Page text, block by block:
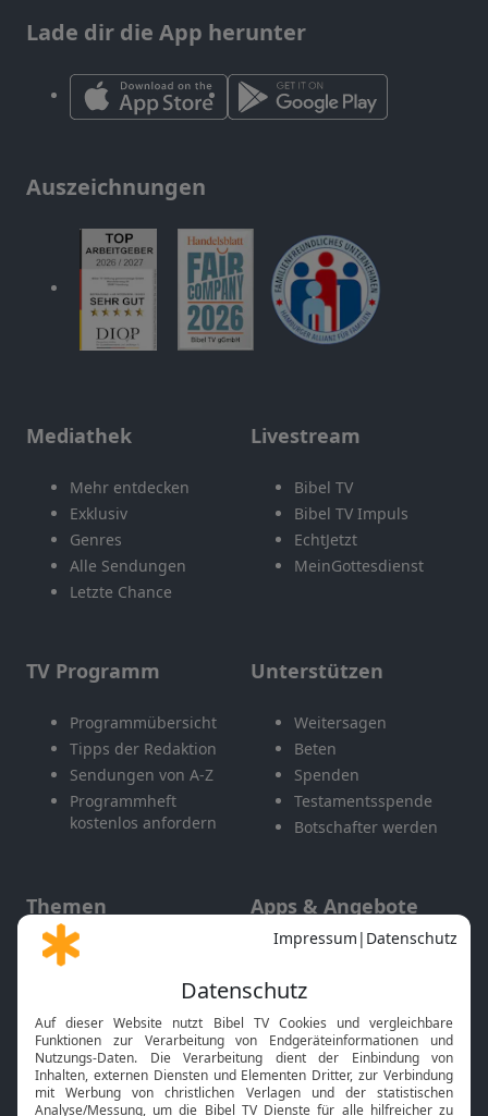
Lade dir die App herunter
Auszeichnungen
Mediathek
Mehr entdecken
Exklusiv
Genres
Alle Sendungen
Letzte Chance
Livestream
Bibel TV
Bibel TV Impuls
EchtJetzt
MeinGottesdienst
TV Programm
Programmübersicht
Tipps der Redaktion
Sendungen von A-Z
Programmheft
kostenlos anfordern
Unterstützen
Weitersagen
Beten
Spenden
Testamentsspende
Botschafter werden
Themen
Gott und Bibel erklärt
Neuigkeiten
Apps & Angebote
Mobile App
Smart TV
HbbTV
Bibelthek Online-Bibel